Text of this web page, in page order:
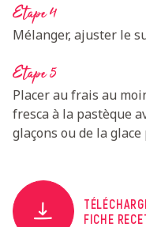
Etape 4
Mélanger, ajuster le
Etape 5
Placer au frais au
fresca à la pastèque
glaçons ou de la glace
FICHE